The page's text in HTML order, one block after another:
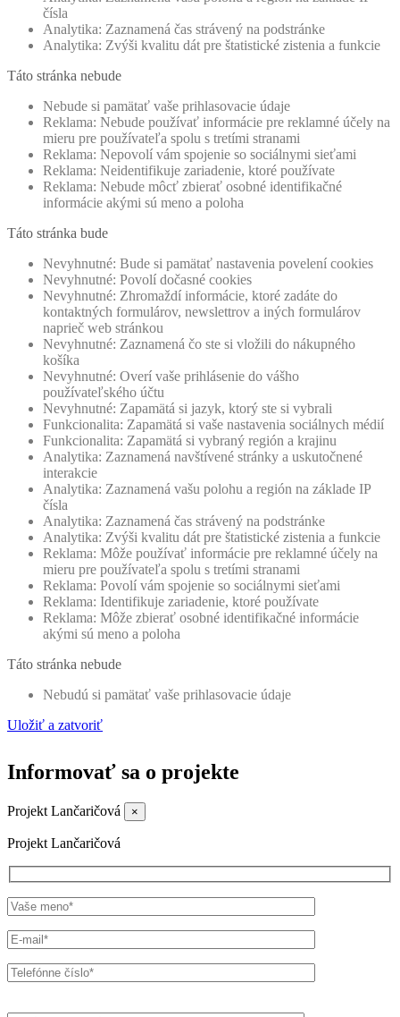
čísla
Analytika: Zaznamená čas strávený na podstránke
Analytika: Zvýši kvalitu dát pre štatistické zistenia a funkcie
Táto stránka nebude
Nebude si pamätať vaše prihlasovacie údaje
Reklama: Nebude používať informácie pre reklamné účely na
mieru pre používateľa spolu s tretími stranami
Reklama: Nepovolí vám spojenie so sociálnymi sieťami
Reklama: Neidentifikuje zariadenie, ktoré používate
Reklama: Nebude môcť zbierať osobné identifikačné
informácie akými sú meno a poloha
Táto stránka bude
Nevyhnutné: Bude si pamätať nastavenia povelení cookies
Nevyhnutné: Povolí dočasné cookies
Nevyhnutné: Zhromaždí informácie, ktoré zadáte do
kontaktných formulárov, newslettrov a iných formulárov
naprieč web stránkou
Nevyhnutné: Zaznamená čo ste si vložili do nákupného
košíka
Nevyhnutné: Overí vaše prihlásenie do vášho
používateľského účtu
Nevyhnutné: Zapamätá si jazyk, ktorý ste si vybrali
Funkcionalita: Zapamätá si vaše nastavenia sociálnych médií
Funkcionalita: Zapamätá si vybraný región a krajinu
Analytika: Zaznamená navštívené stránky a uskutočnené
interakcie
Analytika: Zaznamená vašu polohu a región na základe IP
čísla
Analytika: Zaznamená čas strávený na podstránke
Analytika: Zvýši kvalitu dát pre štatistické zistenia a funkcie
Reklama: Môže používať informácie pre reklamné účely na
mieru pre používateľa spolu s tretími stranami
Reklama: Povolí vám spojenie so sociálnymi sieťami
Reklama: Identifikuje zariadenie, ktoré používate
Reklama: Môže zbierať osobné identifikačné informácie
akými sú meno a poloha
Táto stránka nebude
Nebudú si pamätať vaše prihlasovacie údaje
Uložiť a zatvoriť
Informovať sa o projekte
Projekt Lančaričová ×
Projekt Lančaričová